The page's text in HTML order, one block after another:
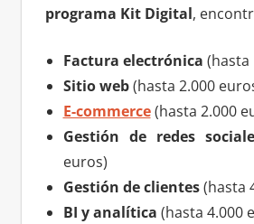
programa Kit Digital,
Factura electrónica (hasta
Sitio web(hasta 2.000
E-commerce(hasta 2.000
Gestión de redes
euros)
Gestión de clientes(hasta
BI y analítica (hasta 4.000